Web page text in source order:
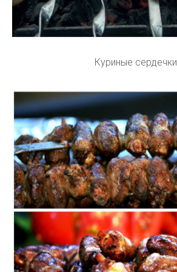
Куриные сердечки